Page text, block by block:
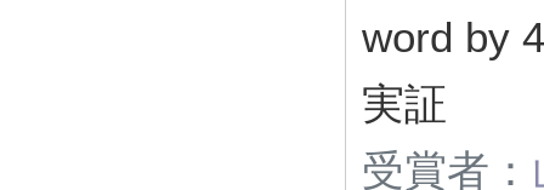
word by
実証
受賞者：